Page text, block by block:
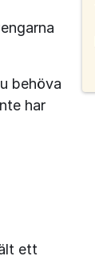
behöva
har
ett